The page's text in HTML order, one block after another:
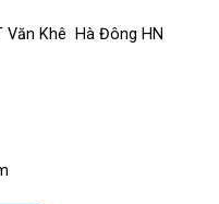
Văn Khê Hà Đông HN